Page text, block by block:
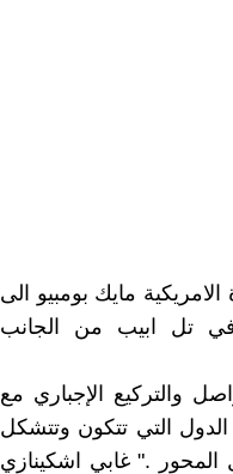
مايك بومبيو الى
تل ابيب من الجانب
والتركيع الإجباري مع
الدول التي تتكون وتتشكل
." غابي اشكينازي